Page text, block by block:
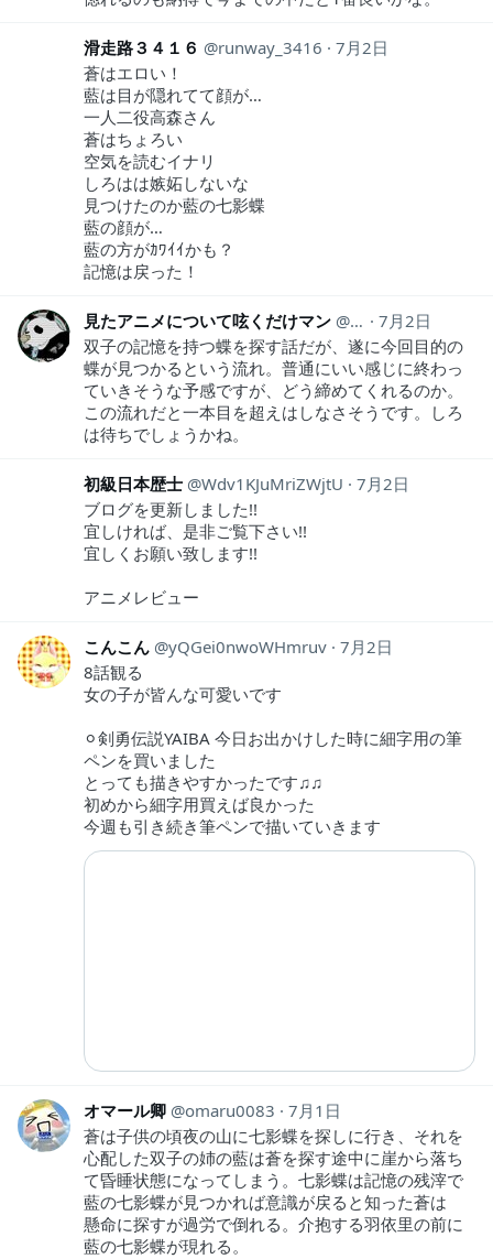
滑走路３４１６ runway_3416
7月2日
蒼はエロい！
藍は目が隠れてて顔が…
一人二役高森さん
蒼はちょろい
空気を読むイナリ
しろはは嫉妬しないな
見つけたのか藍の七影蝶
藍の顔が…
藍の方がｶﾜｲｲかも？
記憶は戻った！
見たアニメについて呟くだけマン animeozy
7月2日
双子の記憶を持つ蝶を探す話だが、遂に今回目的の
蝶が見つかるという流れ。普通にいい感じに終わっ
ていきそうな予感ですが、どう締めてくれるのか。
この流れだと一本目を超えはしなさそうです。しろ
は待ちでしょうかね。
初級日本歴士 Wdv1KJuMriZWjtU
7月2日
ブログを更新しました!!
宜しければ、是非ご覧下さい!!
宜しくお願い致します!!
アニメレビュー
こんこん yQGei0nwoWHmruv 7月2日
8話観る
女の子が皆んな可愛いです
⚪︎剣勇伝説YAIBA 今日お出かけした時に細字用の筆
ペンを買いました
とっても描きやすかったです♫♫
初めから細字用買えば良かった
今週も引き続き筆ペンで描いていきます
オマール卿 omaru0083
7月1日
蒼は子供の頃夜の山に七影蝶を探しに行き、それを
心配した双子の姉の藍は蒼を探す途中に崖から落ち
て昏睡状態になってしまう。七影蝶は記憶の残滓で
藍の七影蝶が見つかれば意識が戻ると知った蒼は
懸命に探すが過労で倒れる。介抱する羽依里の前に
藍の七影蝶が現れる。